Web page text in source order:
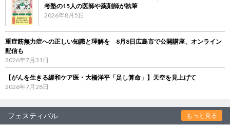
考塾の15人の医師や薬剤師が執筆
2026年8月5日
重症筋無力症への正しい知識と理解を 8月8日広島市で公開講座、オンライン
配信も
2026年7月31日
【がんを生きる緩和ケア医・大橋洋平「足し算命」】天空を見上げて
2026年7月28日
フェスティバル もっと見る